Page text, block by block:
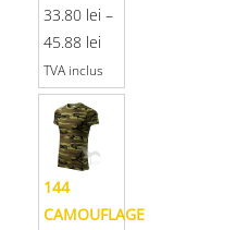
33.80 lei –
45.88 lei
TVA inclus
144
CAMOUFLAGE